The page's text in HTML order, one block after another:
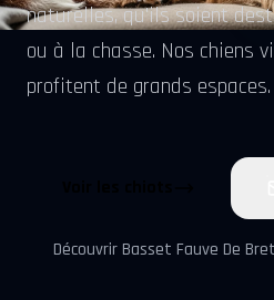
naturelles, qu'ils soient
ou à la chasse. Nos chiens
profitent de grands espaces.
Découvrir Basset Fauve De